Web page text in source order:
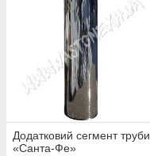
Додатковий сегмент труби
«Санта-Фе»